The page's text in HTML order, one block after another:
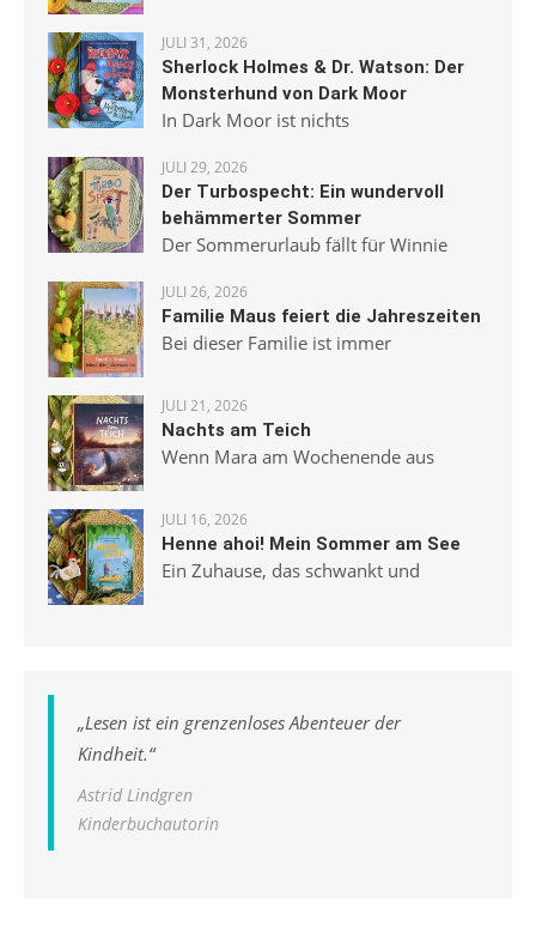
JULI 31, 2026
Sherlock Holmes & Dr. Watson: Der
Monsterhund von Dark Moor
In Dark Moor ist nichts
JULI 29, 2026
Der Turbospecht: Ein wundervoll
behämmerter Sommer
Der Sommerurlaub fällt für Winnie
JULI 26, 2026
Familie Maus feiert die Jahreszeiten
Bei dieser Familie ist immer
JULI 21, 2026
Nachts am Teich
Wenn Mara am Wochenende aus
JULI 16, 2026
Henne ahoi! Mein Sommer am See
Ein Zuhause, das schwankt und
„Lesen ist ein grenzenloses Abenteuer der
Kindheit.“
Astrid Lindgren
Kinderbuchautorin